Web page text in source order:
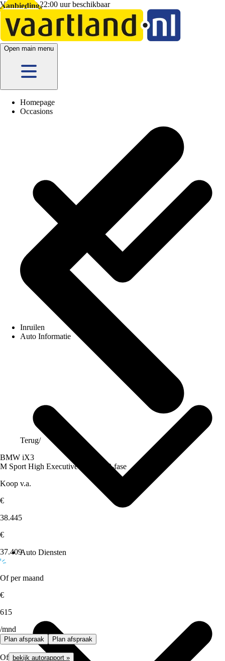
Vandaag tot 22:00 uur beschikbaar
Vandaag tot 22:00 uur beschikbaar
Open main menu
Homepage
Occasions
Inruilen
Auto Informatie
Auto Diensten
Terug/
BMW iX3
M Sport High Executive 80 kWh 3-fase
Koop v.a.
€
38.445
€
37.409
Of per maand
€
615
/mnd
Plan afspraak Plan afspraak
Of bekijk autorapport »
Aanbieding!